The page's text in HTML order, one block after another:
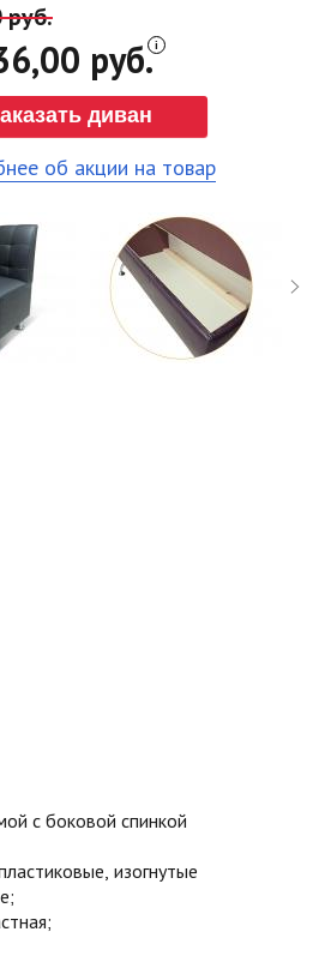
руб.
руб.
диван
об акции на товар
с боковой спинкой
изогнутые